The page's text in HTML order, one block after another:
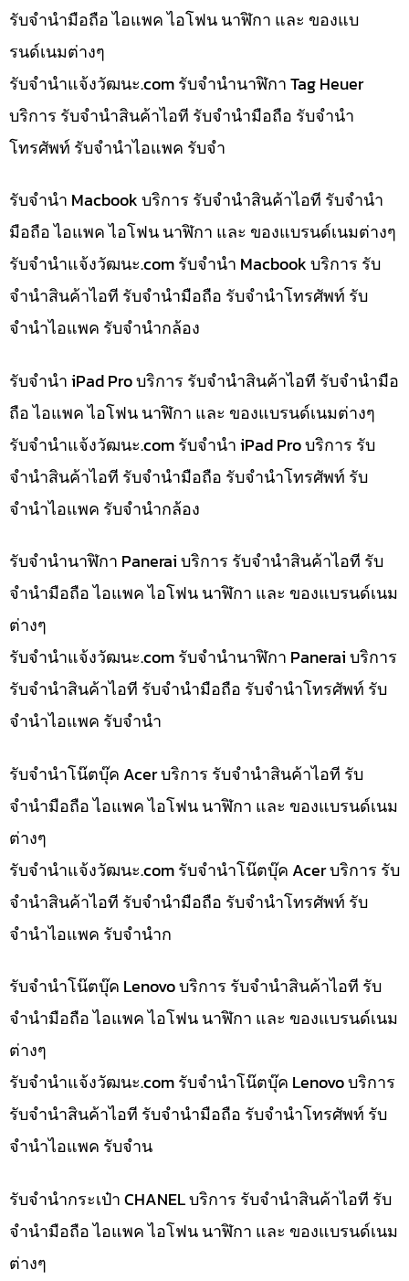
รับจำนำมือถือ ไอแพค ไอโฟน นาฬิกา และ ของแบ
รนด์เนมต่างๆ
รับจํานําแจ้งวัฒนะ.com รับจำนำนาฬิกา Tag Heuer
บริการ รับจำนำสินค้าไอที รับจำนำมือถือ รับจำนำ
โทรศัพท์ รับจำนำไอแพค รับจำ
รับจำนำ Macbook บริการ รับจำนำสินค้าไอที รับจำนำ
มือถือ ไอแพค ไอโฟน นาฬิกา และ ของแบรนด์เนมต่างๆ
รับจํานําแจ้งวัฒนะ.com รับจำนำ Macbook บริการ รับ
จำนำสินค้าไอที รับจำนำมือถือ รับจำนำโทรศัพท์ รับ
จำนำไอแพค รับจำนำกล้อง
รับจำนำ iPad Pro บริการ รับจำนำสินค้าไอที รับจำนำมือ
ถือ ไอแพค ไอโฟน นาฬิกา และ ของแบรนด์เนมต่างๆ
รับจํานําแจ้งวัฒนะ.com รับจำนำ iPad Pro บริการ รับ
จำนำสินค้าไอที รับจำนำมือถือ รับจำนำโทรศัพท์ รับ
จำนำไอแพค รับจำนำกล้อง
รับจำนำนาฬิกา Panerai บริการ รับจำนำสินค้าไอที รับ
จำนำมือถือ ไอแพค ไอโฟน นาฬิกา และ ของแบรนด์เนม
ต่างๆ
รับจํานําแจ้งวัฒนะ.com รับจำนำนาฬิกา Panerai บริการ
รับจำนำสินค้าไอที รับจำนำมือถือ รับจำนำโทรศัพท์ รับ
จำนำไอแพค รับจำนำ
รับจำนำโน๊ตบุ๊ค Acer บริการ รับจำนำสินค้าไอที รับ
จำนำมือถือ ไอแพค ไอโฟน นาฬิกา และ ของแบรนด์เนม
ต่างๆ
รับจํานําแจ้งวัฒนะ.com รับจำนำโน๊ตบุ๊ค Acer บริการ รับ
จำนำสินค้าไอที รับจำนำมือถือ รับจำนำโทรศัพท์ รับ
จำนำไอแพค รับจำนำก
รับจำนำโน๊ตบุ๊ค Lenovo บริการ รับจำนำสินค้าไอที รับ
จำนำมือถือ ไอแพค ไอโฟน นาฬิกา และ ของแบรนด์เนม
ต่างๆ
รับจํานําแจ้งวัฒนะ.com รับจำนำโน๊ตบุ๊ค Lenovo บริการ
รับจำนำสินค้าไอที รับจำนำมือถือ รับจำนำโทรศัพท์ รับ
จำนำไอแพค รับจำน
รับจำนำกระเป๋า CHANEL บริการ รับจำนำสินค้าไอที รับ
จำนำมือถือ ไอแพค ไอโฟน นาฬิกา และ ของแบรนด์เนม
ต่างๆ